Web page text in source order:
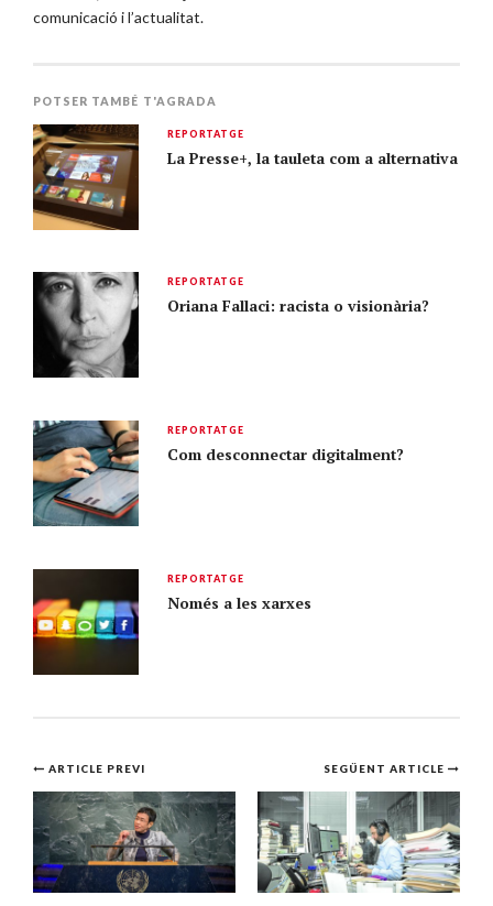
comunicació i l’actualitat.
POTSER TAMBÉ T'AGRADA
REPORTATGE
La Presse+, la tauleta com a alternativa
REPORTATGE
Oriana Fallaci: racista o visionària?
REPORTATGE
Com desconnectar digitalment?
REPORTATGE
Només a les xarxes
Navegació
per
l'article
SEGÜENT ARTICLE
ARTICLE PREVI